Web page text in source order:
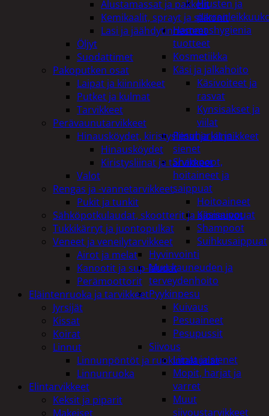
Hiusten ja
Hammashygienia
tuotteet
Kosmetiikka
Käsi ja jalkahoito
Käsivoiteet ja
rasvat
Kynsisakset ja
viilat
Pesuharjat ja -
sienet
Shampoot,
hoitaineet ja
saippuat
Hoitoaineet
Käsisaippuat
Shampoot
Suihkusaippuat
Hyvinvointi
Muu kauneuden ja
terveydenhoito
Pyykinpesu
Kuivaus
Pesuaineet
Pesupussit
Siivous
Liinat ja sienet
Mopit, harjat ja
varret
Muut
siivoustarvikkeet
Alustamassat ja pakkelit
Kemikaalit, sprayt ja silikonit
Lasi ja jäähdytinnesteet
Öljyt
Suodattimet
Pakoputken osat
Laipat ja kiinnikkeet
Putket ja kulmat
Tarvikkeet
Perävaunutarvikkeet
Hinausköydet, kiristysliinat ja kiinnikkeet
Hinausköydet
Kiristysliinat ja tarvikkeet
Valot
Rengas ja -vannetarvikkeet
Pukit ja tunkit
Sähköpotkulaudat, skootterit ja ajoneuvot
Tukkikärryt ja juontopulkat
Veneet ja veneilytarvikkeet
Airot ja melat
Kanootit ja sup-laudat
Perämoottorit
Eläintenruoka ja tarvikkeet
Jyrsijät
Kissat
Koirat
Linnut
Linnunpöntöt ja ruokintalaudat
Linnunruoka
Elintarvikkeet
Keksit ja piparit
Makeiset